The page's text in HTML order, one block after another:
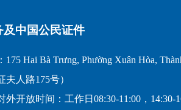
及中国公民证件
175 Hai Bà Trưng, Phường Xuân Hòa,
夫人路175号）
外开放时间：工作日08:30-11:00，14:30-